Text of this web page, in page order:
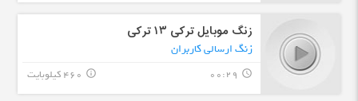
زنگ موبایل ترکی ۱٣ ترکی
زنگ ارسالی کاربران
query_builder
00:29 460 کیلوبایت info_outline